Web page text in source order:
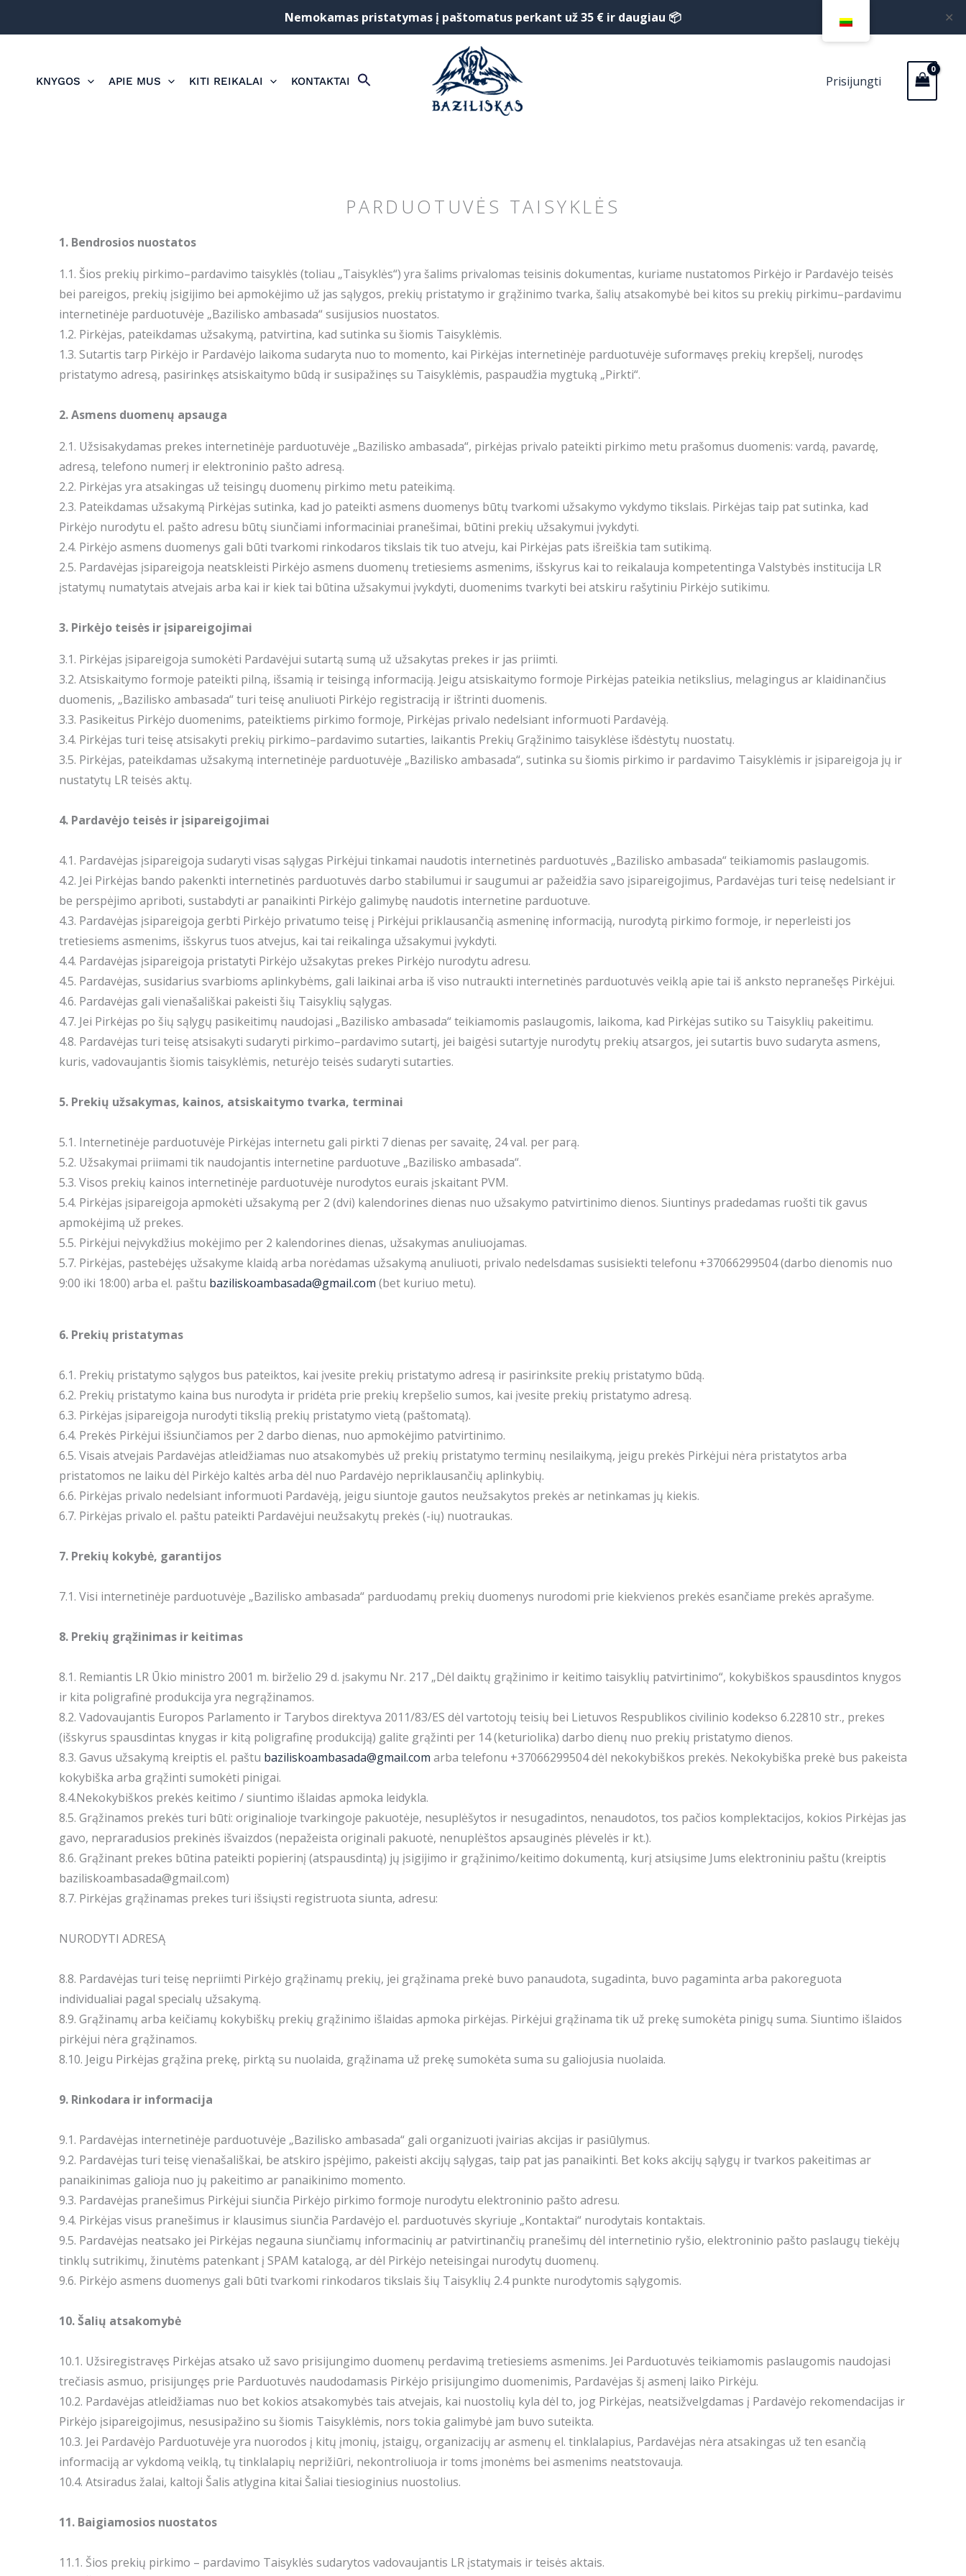
Nemokamas pristatymas į paštomatus perkant už 35 € ir daugiau 📦 ✕
KNYGOS APIE MUS KITI REIKALAI KONTAKTAI Prisijungti
PARDUOTUVĖS TAISYKLĖS
1. Bendrosios nuostatos
1.1. Šios prekių pirkimo–pardavimo taisyklės (toliau „Taisyklės“) yra šalims privalomas teisinis dokumentas, kuriame nustatomos Pirkėjo ir Pardavėjo teisės
bei pareigos, prekių įsigijimo bei apmokėjimo už jas sąlygos, prekių pristatymo ir grąžinimo tvarka, šalių atsakomybė bei kitos su prekių pirkimu–pardavimu
internetinėje parduotuvėje „Bazilisko ambasada“ susijusios nuostatos.
1.2. Pirkėjas, pateikdamas užsakymą, patvirtina, kad sutinka su šiomis Taisyklėmis.
1.3. Sutartis tarp Pirkėjo ir Pardavėjo laikoma sudaryta nuo to momento, kai Pirkėjas internetinėje parduotuvėje suformavęs prekių krepšelį, nurodęs
pristatymo adresą, pasirinkęs atsiskaitymo būdą ir susipažinęs su Taisyklėmis, paspaudžia mygtuką „Pirkti“.
2. Asmens duomenų apsauga
2.1. Užsisakydamas prekes internetinėje parduotuvėje „Bazilisko ambasada“, pirkėjas privalo pateikti pirkimo metu prašomus duomenis: vardą, pavardę,
adresą, telefono numerį ir elektroninio pašto adresą.
2.2. Pirkėjas yra atsakingas už teisingų duomenų pirkimo metu pateikimą.
2.3. Pateikdamas užsakymą Pirkėjas sutinka, kad jo pateikti asmens duomenys būtų tvarkomi užsakymo vykdymo tikslais. Pirkėjas taip pat sutinka, kad
Pirkėjo nurodytu el. pašto adresu būtų siunčiami informaciniai pranešimai, būtini prekių užsakymui įvykdyti.
2.4. Pirkėjo asmens duomenys gali būti tvarkomi rinkodaros tikslais tik tuo atveju, kai Pirkėjas pats išreiškia tam sutikimą.
2.5. Pardavėjas įsipareigoja neatskleisti Pirkėjo asmens duomenų tretiesiems asmenims, išskyrus kai to reikalauja kompetentinga Valstybės institucija LR
įstatymų numatytais atvejais arba kai ir kiek tai būtina užsakymui įvykdyti, duomenims tvarkyti bei atskiru rašytiniu Pirkėjo sutikimu.
3. Pirkėjo teisės ir įsipareigojimai
3.1. Pirkėjas įsipareigoja sumokėti Pardavėjui sutartą sumą už užsakytas prekes ir jas priimti.
3.2. Atsiskaitymo formoje pateikti pilną, išsamią ir teisingą informaciją. Jeigu atsiskaitymo formoje Pirkėjas pateikia netikslius, melagingus ar klaidinančius
duomenis, „Bazilisko ambasada“ turi teisę anuliuoti Pirkėjo registraciją ir ištrinti duomenis.
3.3. Pasikeitus Pirkėjo duomenims, pateiktiems pirkimo formoje, Pirkėjas privalo nedelsiant informuoti Pardavėją.
3.4. Pirkėjas turi teisę atsisakyti prekių pirkimo–pardavimo sutarties, laikantis Prekių Grąžinimo taisyklėse išdėstytų nuostatų.
3.5. Pirkėjas, pateikdamas užsakymą internetinėje parduotuvėje „Bazilisko ambasada“, sutinka su šiomis pirkimo ir pardavimo Taisyklėmis ir įsipareigoja jų ir
nustatytų LR teisės aktų.
4. Pardavėjo teisės ir įsipareigojimai
4.1. Pardavėjas įsipareigoja sudaryti visas sąlygas Pirkėjui tinkamai naudotis internetinės parduotuvės „Bazilisko ambasada“ teikiamomis paslaugomis.
4.2. Jei Pirkėjas bando pakenkti internetinės parduotuvės darbo stabilumui ir saugumui ar pažeidžia savo įsipareigojimus, Pardavėjas turi teisę nedelsiant ir
be perspėjimo apriboti, sustabdyti ar panaikinti Pirkėjo galimybę naudotis internetine parduotuve.
4.3. Pardavėjas įsipareigoja gerbti Pirkėjo privatumo teisę į Pirkėjui priklausančią asmeninę informaciją, nurodytą pirkimo formoje, ir neperleisti jos
tretiesiems asmenims, išskyrus tuos atvejus, kai tai reikalinga užsakymui įvykdyti.
4.4. Pardavėjas įsipareigoja pristatyti Pirkėjo užsakytas prekes Pirkėjo nurodytu adresu.
4.5. Pardavėjas, susidarius svarbioms aplinkybėms, gali laikinai arba iš viso nutraukti internetinės parduotuvės veiklą apie tai iš anksto nepranešęs Pirkėjui.
4.6. Pardavėjas gali vienašališkai pakeisti šių Taisyklių sąlygas.
4.7. Jei Pirkėjas po šių sąlygų pasikeitimų naudojasi „Bazilisko ambasada“ teikiamomis paslaugomis, laikoma, kad Pirkėjas sutiko su Taisyklių pakeitimu.
4.8. Pardavėjas turi teisę atsisakyti sudaryti pirkimo–pardavimo sutartį, jei baigėsi sutartyje nurodytų prekių atsargos, jei sutartis buvo sudaryta asmens,
kuris, vadovaujantis šiomis taisyklėmis, neturėjo teisės sudaryti sutarties.
5. Prekių užsakymas, kainos, atsiskaitymo tvarka, terminai
5.1. Internetinėje parduotuvėje Pirkėjas internetu gali pirkti 7 dienas per savaitę, 24 val. per parą.
5.2. Užsakymai priimami tik naudojantis internetine parduotuve „Bazilisko ambasada“.
5.3. Visos prekių kainos internetinėje parduotuvėje nurodytos eurais įskaitant PVM.
5.4. Pirkėjas įsipareigoja apmokėti užsakymą per 2 (dvi) kalendorines dienas nuo užsakymo patvirtinimo dienos. Siuntinys pradedamas ruošti tik gavus
apmokėjimą už prekes.
5.5. Pirkėjui neįvykdžius mokėjimo per 2 kalendorines dienas, užsakymas anuliuojamas.
5.7. Pirkėjas, pastebėjęs užsakyme klaidą arba norėdamas užsakymą anuliuoti, privalo nedelsdamas susisiekti telefonu +37066299504 (darbo dienomis nuo
9:00 iki 18:00) arba el. paštu baziliskoambasada@gmail.com (bet kuriuo metu).
6. Prekių pristatymas
6.1. Prekių pristatymo sąlygos bus pateiktos, kai įvesite prekių pristatymo adresą ir pasirinksite prekių pristatymo būdą.
6.2. Prekių pristatymo kaina bus nurodyta ir pridėta prie prekių krepšelio sumos, kai įvesite prekių pristatymo adresą.
6.3. Pirkėjas įsipareigoja nurodyti tikslią prekių pristatymo vietą (paštomatą).
6.4. Prekės Pirkėjui išsiunčiamos per 2 darbo dienas, nuo apmokėjimo patvirtinimo.
6.5. Visais atvejais Pardavėjas atleidžiamas nuo atsakomybės už prekių pristatymo terminų nesilaikymą, jeigu prekės Pirkėjui nėra pristatytos arba
pristatomos ne laiku dėl Pirkėjo kaltės arba dėl nuo Pardavėjo nepriklausančių aplinkybių.
6.6. Pirkėjas privalo nedelsiant informuoti Pardavėją, jeigu siuntoje gautos neužsakytos prekės ar netinkamas jų kiekis.
6.7. Pirkėjas privalo el. paštu pateikti Pardavėjui neužsakytų prekės (-ių) nuotraukas.
7. Prekių kokybė, garantijos
7.1. Visi internetinėje parduotuvėje „Bazilisko ambasada“ parduodamų prekių duomenys nurodomi prie kiekvienos prekės esančiame prekės aprašyme.
8. Prekių grąžinimas ir keitimas
8.1. Remiantis LR Ūkio ministro 2001 m. birželio 29 d. įsakymu Nr. 217 „Dėl daiktų grąžinimo ir keitimo taisyklių patvirtinimo“, kokybiškos spausdintos knygos
ir kita poligrafinė produkcija yra negrąžinamos.
8.2. Vadovaujantis Europos Parlamento ir Tarybos direktyva 2011/83/ES dėl vartotojų teisių bei Lietuvos Respublikos civilinio kodekso 6.22810 str., prekes
(išskyrus spausdintas knygas ir kitą poligrafinę produkciją) galite grąžinti per 14 (keturiolika) darbo dienų nuo prekių pristatymo dienos.
8.3. Gavus užsakymą kreiptis el. paštu baziliskoambasada@gmail.com arba telefonu +37066299504 dėl nekokybiškos prekės. Nekokybiška prekė bus pakeista
kokybiška arba grąžinti sumokėti pinigai.
8.4.Nekokybiškos prekės keitimo / siuntimo išlaidas apmoka leidykla.
8.5. Grąžinamos prekės turi būti: originalioje tvarkingoje pakuotėje, nesuplėšytos ir nesugadintos, nenaudotos, tos pačios komplektacijos, kokios Pirkėjas jas
gavo, nepraradusios prekinės išvaizdos (nepažeista originali pakuotė, nenuplėštos apsauginės plėvelės ir kt.).
8.6. Grąžinant prekes būtina pateikti popierinį (atspausdintą) jų įsigijimo ir grąžinimo/keitimo dokumentą, kurį atsiųsime Jums elektroniniu paštu (kreiptis
baziliskoambasada@gmail.com)
8.7. Pirkėjas grąžinamas prekes turi išsiųsti registruota siunta, adresu:
NURODYTI ADRESĄ
8.8. Pardavėjas turi teisę nepriimti Pirkėjo grąžinamų prekių, jei grąžinama prekė buvo panaudota, sugadinta, buvo pagaminta arba pakoreguota
individualiai pagal specialų užsakymą.
8.9. Grąžinamų arba keičiamų kokybiškų prekių grąžinimo išlaidas apmoka pirkėjas. Pirkėjui grąžinama tik už prekę sumokėta pinigų suma. Siuntimo išlaidos
pirkėjui nėra grąžinamos.
8.10. Jeigu Pirkėjas grąžina prekę, pirktą su nuolaida, grąžinama už prekę sumokėta suma su galiojusia nuolaida.
9. Rinkodara ir informacija
9.1. Pardavėjas internetinėje parduotuvėje „Bazilisko ambasada“ gali organizuoti įvairias akcijas ir pasiūlymus.
9.2. Pardavėjas turi teisę vienašališkai, be atskiro įspėjimo, pakeisti akcijų sąlygas, taip pat jas panaikinti. Bet koks akcijų sąlygų ir tvarkos pakeitimas ar
panaikinimas galioja nuo jų pakeitimo ar panaikinimo momento.
9.3. Pardavėjas pranešimus Pirkėjui siunčia Pirkėjo pirkimo formoje nurodytu elektroninio pašto adresu.
9.4. Pirkėjas visus pranešimus ir klausimus siunčia Pardavėjo el. parduotuvės skyriuje „Kontaktai“ nurodytais kontaktais.
9.5. Pardavėjas neatsako jei Pirkėjas negauna siunčiamų informacinių ar patvirtinančių pranešimų dėl internetinio ryšio, elektroninio pašto paslaugų tiekėjų
tinklų sutrikimų, žinutėms patenkant į SPAM katalogą, ar dėl Pirkėjo neteisingai nurodytų duomenų.
9.6. Pirkėjo asmens duomenys gali būti tvarkomi rinkodaros tikslais šių Taisyklių 2.4 punkte nurodytomis sąlygomis.
10. Šalių atsakomybė
10.1. Užsiregistravęs Pirkėjas atsako už savo prisijungimo duomenų perdavimą tretiesiems asmenims. Jei Parduotuvės teikiamomis paslaugomis naudojasi
trečiasis asmuo, prisijungęs prie Parduotuvės naudodamasis Pirkėjo prisijungimo duomenimis, Pardavėjas šį asmenį laiko Pirkėju.
10.2. Pardavėjas atleidžiamas nuo bet kokios atsakomybės tais atvejais, kai nuostolių kyla dėl to, jog Pirkėjas, neatsižvelgdamas į Pardavėjo rekomendacijas ir
Pirkėjo įsipareigojimus, nesusipažino su šiomis Taisyklėmis, nors tokia galimybė jam buvo suteikta.
10.3. Jei Pardavėjo Parduotuvėje yra nuorodos į kitų įmonių, įstaigų, organizacijų ar asmenų el. tinklalapius, Pardavėjas nėra atsakingas už ten esančią
informaciją ar vykdomą veiklą, tų tinklalapių neprižiūri, nekontroliuoja ir toms įmonėms bei asmenims neatstovauja.
10.4. Atsiradus žalai, kaltoji Šalis atlygina kitai Šaliai tiesioginius nuostolius.
11. Baigiamosios nuostatos
11.1. Šios prekių pirkimo – pardavimo Taisyklės sudarytos vadovaujantis LR įstatymais ir teisės aktais.